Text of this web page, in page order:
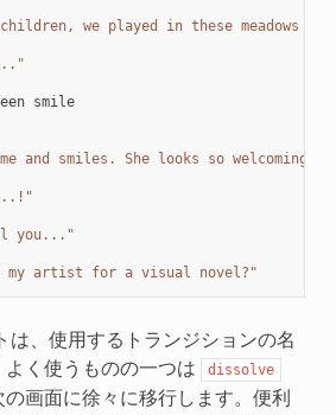
children, we played in these
smile
and smiles. She looks so welcoming
you..."
my artist for a visual novel?"
は、使用するトランジションの名
く使うものの一つは
dissolve
画面に徐々に移行します。便利